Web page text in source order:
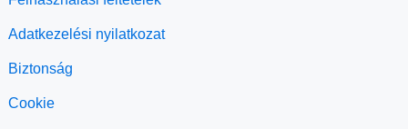
Adatkezelési nyilatkozat
Biztonság
Cookie